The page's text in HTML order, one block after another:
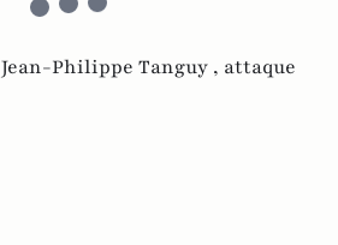
Jean-Philippe Tanguy , attaque